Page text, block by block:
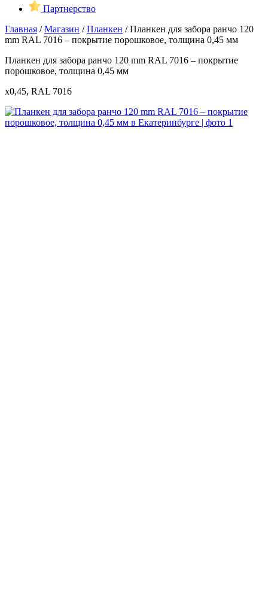
Партнерство
Главная /Магазин /Планкен /Планкен для забора ранчо 120
mm RAL 7016 – покрытие порошковое, толщина 0,45 мм
Планкен для забора ранчо 120 mm RAL 7016 – покрытие
порошковое, толщина 0,45 мм
x0,45, RAL 7016